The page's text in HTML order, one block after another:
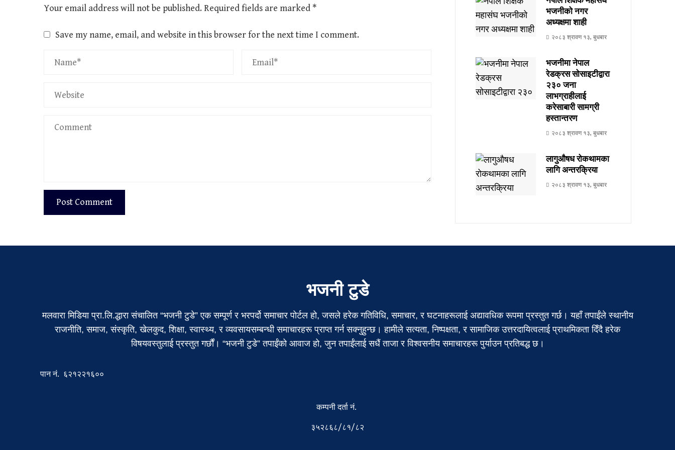
Your email address will not be published.Required fields are marked *
Save my name, email, and website in this browser for the next time I comment.
भजनीको नगर
अध्यक्षमा शाही
२०८३ श्रावण १३, बुधबार
भजनीमा नेपाल
रेडक्रस सोसाइटीद्वारा
२३० जना
लाभग्राहीलाई
करेसाबारी सामग्री
हस्तान्तरण
२०८३ श्रावण १३, बुधबार
लागुऔषध रोकथामका
लागि अन्तरक्रिया
२०८३ श्रावण १३, बुधबार
भजनी टुडे
मलवारा मिडिया प्रा.लि.द्धारा संचालित “भजनी टुडे” एक सम्पूर्ण र भरपर्दो समाचार पोर्टल हो, जसले हरेक गतिविधि, समाचार, र घटनाहरूलाई अद्यावधिक रूपमा प्रस्तुत गर्छ। यहाँ तपाईंले स्थानीय
राजनीति, समाज, संस्कृति, खेलकुद, शिक्षा, स्वास्थ्य, र व्यवसायसम्बन्धी समाचारहरू प्राप्त गर्न सक्नुहुन्छ। हामीले सत्यता, निष्पक्षता, र सामाजिक उत्तरदायित्वलाई प्राथमिकता दिँदै हरेक
विषयवस्तुलाई प्रस्तुत गर्छौं। “भजनी टुडे” तपाईंको आवाज हो, जुन तपाईंलाई सधैं ताजा र विश्वसनीय समाचारहरू पुर्याउन प्रतिबद्ध छ।
पान नं. ६२१२२१६००
कम्पनी दर्ता नं.
३५२८६८/८१/८२